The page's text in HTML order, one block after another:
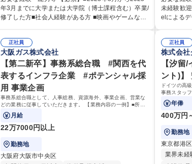
す！ 総合職（プランナー/データアナリストなど）、
技術職（開発エンジニ ア/インフラエンジニアな
ションをご案内いたします。ゲームやエンタメコン
テンツが大好きで、「ゲーム業界の未来を自らの手
で作りたい」「最高のコンテンツを作るためには、
何でもやる」という情熱に溢れた方のご応募をお待
ちしております。 募集職種 【第二新卒オープンポジ
ション】業界未経験歓迎/自社ゲーム/WEB面接
年3月までに大学または大学院（博士課程含む）卒業/
修了した方■社会人経験がある方 ■映画やゲームなど
ージャー ・ソーシャルゲーム → ゲームプランナー
・通信 → ゲームエンジニア ・独立行政法人 → デー
タサイエンティスト 学歴・資格 学歴：大学院 大学
語学力： 資格：
す。将来
にも幅広く携
報のシス
データの
師）から
・複雑な
集職種 第
スクワー
未経験歓
elによる
「実働7
ンスは抜
営）】 ・
調整、資料
歴：大学
正社員
大阪ガス株式会社
【第二新卒】事務系総合職 #関西を代
表するインフラ企業 #ポテンシャル採
用 事業企画
事務系総合職として、人事総務、資源海外、事業企画、営業な
どの業務に従事していただきます。 【業務内容の一例】■所属
事業部の勤労業務 ■海外に関係する各種業務 ■営業部門の企画
スタッフ、ルート営業
月給
22万7000円以上
勤務地
大阪府大阪市中央区
正社員
株式会社
【汐留
ント)】
ドイツの高
事務スタッ
す。 裁量を
です。年俸
400万円
勤務地
東京都港区
業界未経